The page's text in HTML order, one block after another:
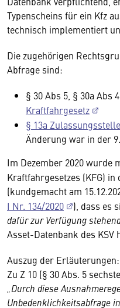
Typenscheins für ein Kfz
technisch implementiert
Die zugehörigen
Abfrage sind:
§ 30 Abs 5, § 30a Abs
Kraftfahrgesetz
§ 13a
Änderung war in der
Im Dezember 2020 wurde
Kraftfahrgesetzes (KFG) in
(kundgemacht am
I Nr. 134/2020
), dass es
dafür zur Verfügung
Asset-Datenbank des KSV
Auszug der Erläuterungen:
Zu Z 10 (§ 30 Abs. 5
„Durch diese
Unbedenklichkeitsabfrage